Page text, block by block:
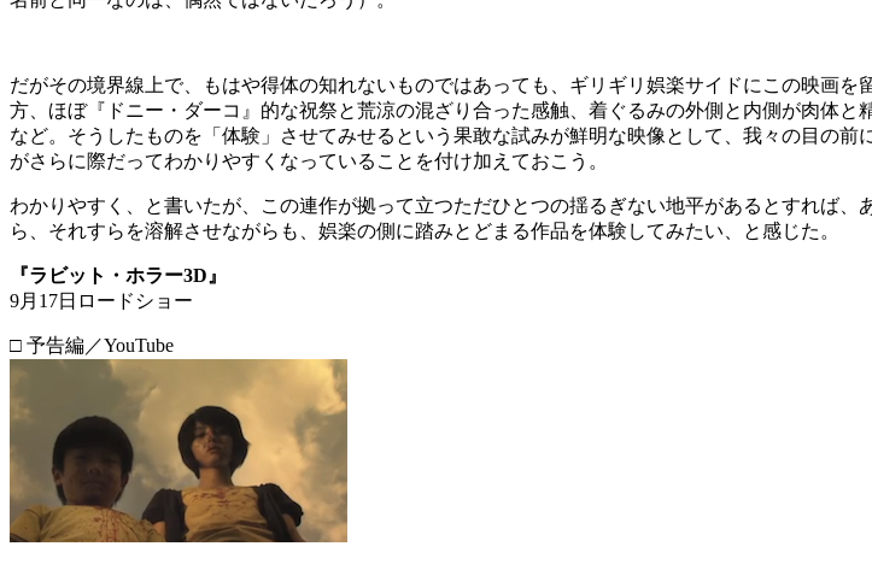
だがその境界線上で、もはや得体の知れないものではあっても、ギリギリ娯楽サイドにこの映画
方、ほぼ『ドニー・ダーコ』的な祝祭と荒涼の混ざり合った感触、着ぐるみの外側と内側が肉体
など。そうしたものを「体験」させてみせるという果敢な試みが鮮明な映像として、我々の目の
がさらに際だってわかりやすくなっていることを付け加えておこう。
わかりやすく、と書いたが、この連作が拠って立つただひとつの揺るぎない地平があるとすれば
ら、それすらを溶解させながらも、娯楽の側に踏みとどまる作品を体験してみたい、と感じた。
『ラビット・ホラー3D』
9月17日ロードショー
□ 予告編／YouTube